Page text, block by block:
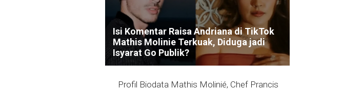
Isi Komentar Raisa Andriana di TikTok
Mathis Molinie Terkuak, Diduga jadi
Isyarat Go Publik?
Profil Biodata Mathis Molinié, Chef Prancis